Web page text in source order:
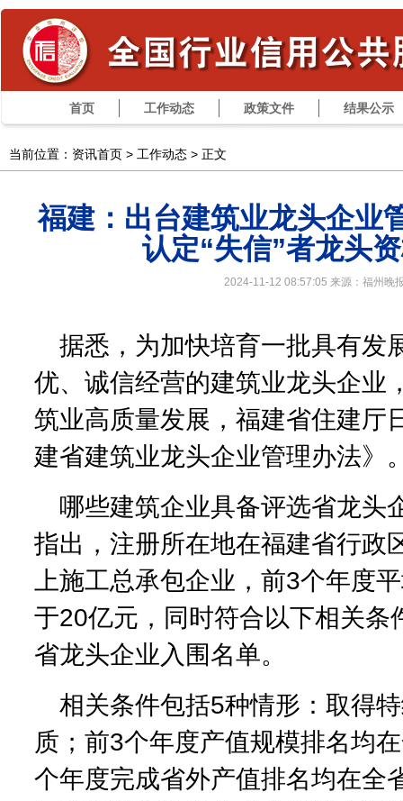
首页 工作动态 政策文件 结果公示
当前位置：资讯首页 > 工作动态 > 正文
福建：出台建筑业龙头企业
认定“失信”者龙头
2024-11-12 08:57:05 来源：福州晚
据悉，为加快培育一批具有发
优、诚信经营的建筑业龙头企业
筑业高质量发展，福建省住建厅
建省建筑业龙头企业管理办法》
哪些建筑企业具备评选省龙头
指出，注册所在地在福建省行政
上施工总承包企业，前3个年度
于20亿元，同时符合以下相关条
省龙头企业入围名单。
相关条件包括5种情形：取得
质；前3个年度产值规模排名均
个年度完成省外产值排名均在全